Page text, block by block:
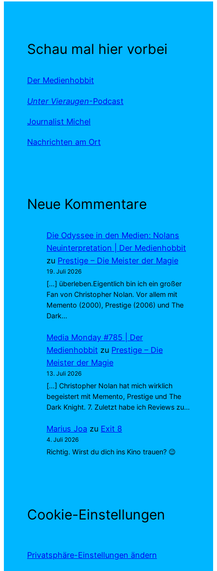
Schau mal hier vorbei
Der Medienhobbit
Unter Vieraugen-Podcast
Journalist Michel
Nachrichten am Ort
Neue Kommentare
Die Odyssee in den Medien: Nolans
Neuinterpretation | Der Medienhobbit
zu Prestige – Die Meister der Magie
19. Juli 2026
[…] überleben.Eigentlich bin ich ein großer
Fan von Christopher Nolan. Vor allem mit
Memento (2000), Prestige (2006) und The
Dark…
Media Monday #785 | Der
Medienhobbit zu Prestige – Die
Meister der Magie
13. Juli 2026
[…] Christopher Nolan hat mich wirklich
begeistert mit Memento, Prestige und The
Dark Knight. 7. Zuletzt habe ich Reviews zu…
Marius Joa zu Exit 8
4. Juli 2026
Richtig. Wirst du dich ins Kino trauen? 😉
Cookie-Einstellungen
Privatsphäre-Einstellungen ändern